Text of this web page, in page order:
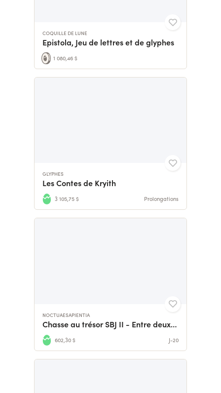
COQUILLE DE LUNE
Epistola, Jeu de lettres et de glyphes
1 080,46 $
GLYPHES
Les Contes de Kryith
3 105,75 $ Prolongations
NOCTUAESAPIENTIA
Chasse au trésor SBJ II - Entre deux mondes
602,30 $ J-20